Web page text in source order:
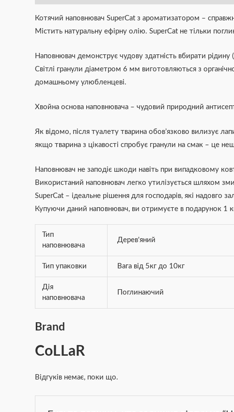
Котячий наповнювач SuperCat з ароматизатором –
Містить натуральну ефірну олію. SuperCat не тільки
Наповнювач демонструє чудову здатність вбирати рідину
Світлі гранули діаметром 6 мм виготовляються з
домашньому улюбленцеві.
Хвойна основа наповнювача – чудовий природний
Як відомо, після туалету тварина обов’язково вилизує
якщо тварина з цікавості спробує гранули на смак – це
Наповнювач не заподіє шкоди навіть при випадковому
Використаний наповнювач легко утилізується шляхом
SuperCat – ідеальне рішення для господарів, які надовго
Купуючи даний наповнювач, ви отримуєте в подарунок 1
Тип
наповнювача
Дерев'яний
Тип упаковки Вага від 5кг до 10кг
Дія
наповнювача
Поглинаючий
Brand
CoLLaR
Відгуків немає, поки що.